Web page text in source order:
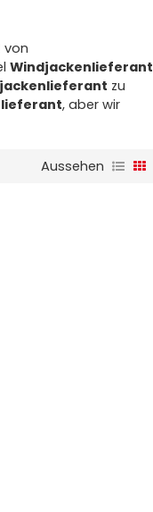
von
Windjackenlieferant
zu
, aber wir
Aussehen